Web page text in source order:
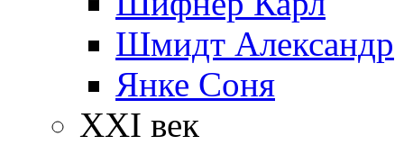
Шмидт Александр
Янке Соня
XXI век